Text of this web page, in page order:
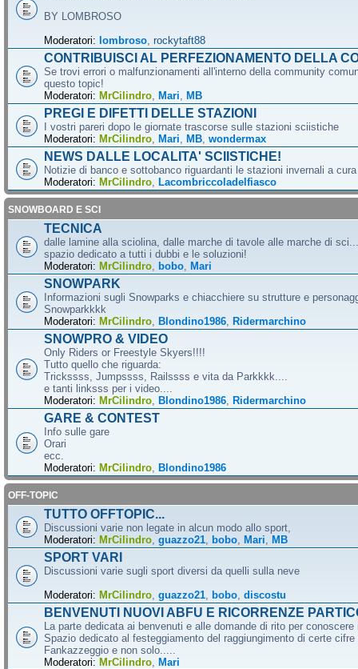
BY LOMBROSO
Moderatori: lombroso rockytaft88
CONTRIBUISCI AL PERFEZIONAMENTO DELLA
Se trovi errori o malfunzionamenti all'interno della community
questo topic!
Moderatori: MrCilindro Mari MB
PREGI E DIFETTI DELLE STAZIONI
I vostri pareri dopo le giornate trascorse sulle stazioni sciistiche
Moderatori: MrCilindro Mari MB wondermax
NEWS DALLE LOCALITA' SCIISTICHE!
Notizie di banco e sottobanco riguardanti le stazioni invernali a
Moderatori: MrCilindro Lacombriccoladelfiasco
SNOWBOARD E SCI
TECNICA
dalle lamine alla sciolina, dalle marche di tavole alle marche di
spazio dedicato a tutti i dubbi e le soluzioni!
Moderatori: MrCilindro bobo Mari
SNOWPARK
Informazioni sugli Snowparks e chiacchiere su strutture e
Snowparkkkk
Moderatori: MrCilindro Blondino1986 Ridermarchino
SNOWPRO & VIDEO
Only Riders or Freestyle Skyers!!!!
Tutto quello che riguarda:
Trickssss, Jumpssss, Railssss e vita da Parkkkk....
e tanti linksss per i video....
Moderatori: MrCilindro Blondino1986 Ridermarchino
GARE & CONTEST
Info sulle gare
Orari
ecc.
Moderatori: MrCilindro Blondino1986
OFF-TOPIC
TUTTO OFFTOPIC...
Discussioni varie non legate in alcun modo allo sport,
Moderatori: MrCilindro guazzo21 bobo Mari MB
SPORT VARI
Discussioni varie sugli sport diversi da quelli sulla neve
Moderatori: MrCilindro guazzo21 bobo discostu
BENVENUTI NUOVI ABFU E RICORRENZE
La parte dedicata ai benvenuti e alle domande di rito per
Spazio dedicato al festeggiamento del raggiungimento di certe cifre
Fankazzeggio e non solo.....
Moderatori: MrCilindro Mari